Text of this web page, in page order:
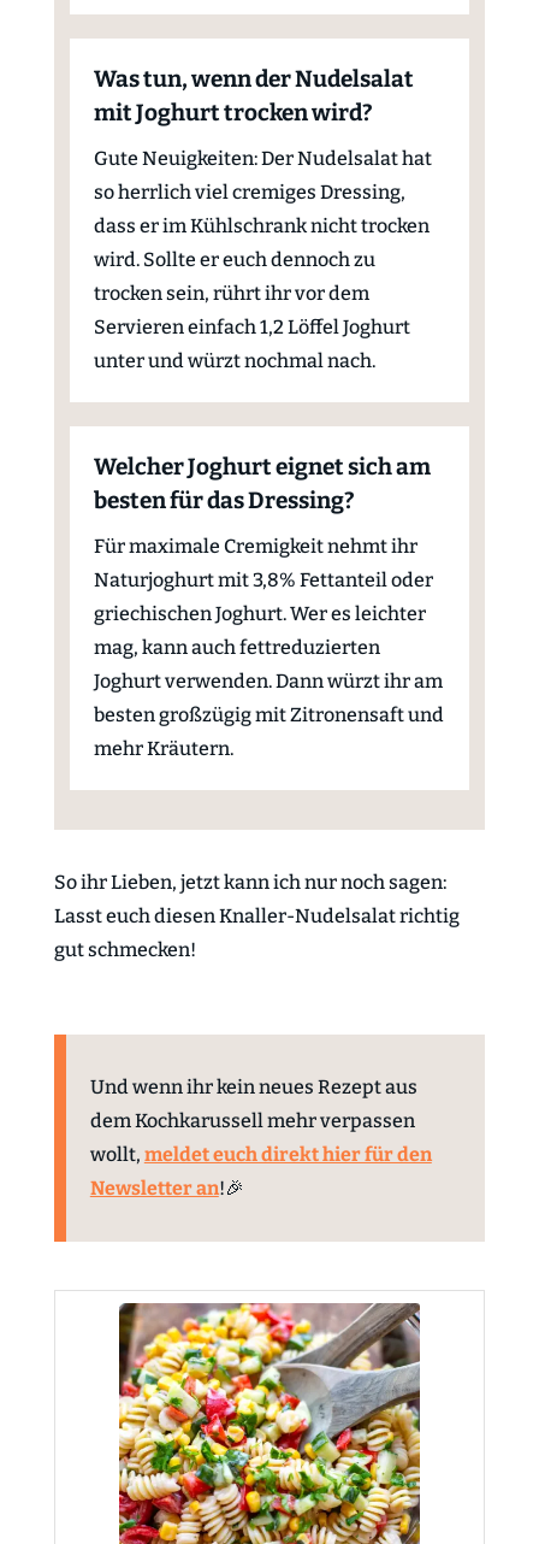
Was tun, wenn der Nudelsalat
mit Joghurt trocken wird?
Gute Neuigkeiten: Der Nudelsalat hat
so herrlich viel cremiges Dressing,
dass er im Kühlschrank nicht trocken
wird. Sollte er euch dennoch zu
trocken sein, rührt ihr vor dem
Servieren einfach 1,2 Löffel Joghurt
unter und würzt nochmal nach.
Welcher Joghurt eignet sich am
besten für das Dressing?
Für maximale Cremigkeit nehmt ihr
Naturjoghurt mit 3,8% Fettanteil oder
griechischen Joghurt. Wer es leichter
mag, kann auch fettreduzierten
Joghurt verwenden. Dann würzt ihr am
besten großzügig mit Zitronensaft und
mehr Kräutern.
So ihr Lieben, jetzt kann ich nur noch sagen:
Lasst euch diesen Knaller-Nudelsalat richtig
gut schmecken!
Und wenn ihr kein neues Rezept aus
dem Kochkarussell mehr verpassen
wollt, meldet euch direkt hier für den
Newsletter an!🎉